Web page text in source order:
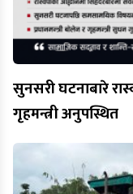
सुनसरी घटनाबारे
गृहमन्त्री अनुपस्थित